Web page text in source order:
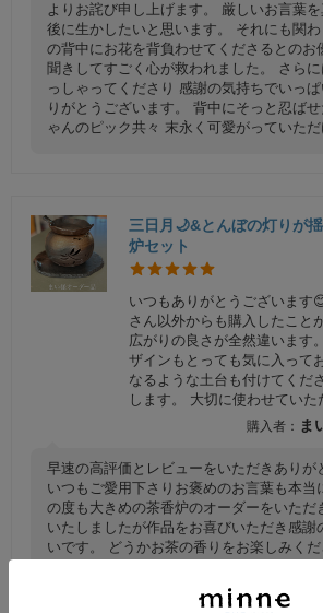
よりお詫び申し上げます。 厳しいお言葉
後に生かしたいと思います。 それにも関
の背中にお花を背負わせてくださるとのお
聞きしてすごく心が救われました。 さら
っしゃってくださり 感謝の気持ちでいっ
りがとうございます。 背中にそっと忍ば
ゃんのピック共々 末永く可愛がっていただ
三日月🌙&とんぼの灯りが
炉セット
いつもありがとうございます
さん以外からも購入したこと
広がりの良さが全然違います
ザインもとっても気に入って
なるような土台も付けてくだ
します。 大切に使わせていた
ま
早速の高評価とレビューをいただきありが
いつもご愛用下さりお褒めのお言葉も本当
の度も大きめの茶香炉のオーダーをいただ
いたしましたが作品をお喜びいただき感謝
いです。 どうかお茶の香りをお楽しみく